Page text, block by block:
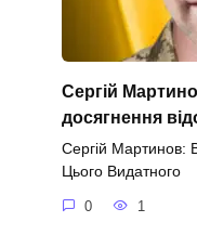
Сергій
досягнення
Сергій Мартинов:
Цього Видатного
0 1